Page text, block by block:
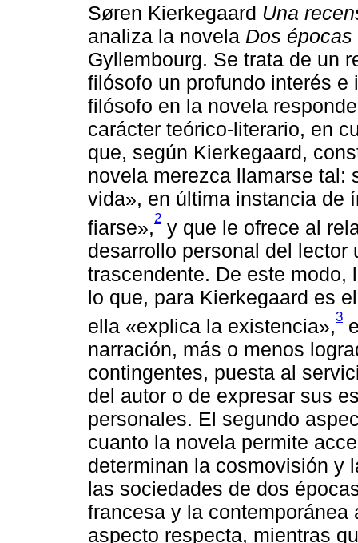
Søren Kierkegaard Una
analiza la novela Dos épocas
Gyllembourg. Se trata de un
filósofo un profundo interés
filósofo en la novela
carácter teórico-literario, en
que, según Kierkegaard,
novela merezca llamarse tal:
vida», en última instancia de
fiarse»,2 y que le ofrece al
desarrollo personal del
trascendente. De este modo,
lo que, para Kierkegaard es
ella «explica la existencia»,3
narración, más o menos
contingentes, puesta al
del autor o de expresar sus
personales. El segundo
cuanto la novela permite
determinan la cosmovisión y
las sociedades de dos
francesa y la
aspecto respecta, mientras